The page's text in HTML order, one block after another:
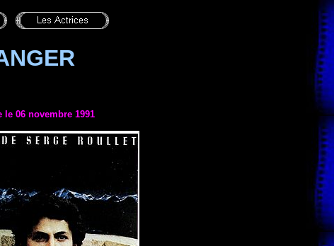
le 06 novembre 1991